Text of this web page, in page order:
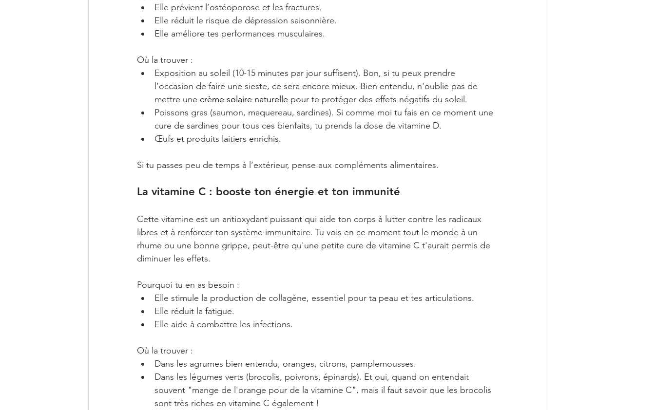
Elle prévient l’ostéoporose et les fractures.
Elle réduit le risque de dépression saisonnière.
Elle améliore tes performances musculaires.
Où la trouver :
Exposition au soleil (10-15 minutes par jour suffisent). Bon, si tu peux prendre
l'occasion de faire une sieste, ce sera encore mieux. Bien entendu, n'oublie pas de
mettre une crème solaire naturelle pour te protéger des effets négatifs du soleil.
Poissons gras (saumon, maquereau, sardines). Si comme moi tu fais en ce moment une
cure de sardines pour tous ces bienfaits, tu prends la dose de vitamine D.
Œufs et produits laitiers enrichis.
Si tu passes peu de temps à l’extérieur, pense aux compléments alimentaires.
La vitamine C : booste ton énergie et ton immunité
Cette vitamine est un antioxydant puissant qui aide ton corps à lutter contre les radicaux
libres et à renforcer ton système immunitaire. Tu vois en ce moment tout le monde à un
rhume ou une bonne grippe, peut-être qu'une petite cure de vitamine C t'aurait permis de
diminuer les effets.
Pourquoi tu en as besoin :
Elle stimule la production de collagène, essentiel pour ta peau et tes articulations.
Elle réduit la fatigue.
Elle aide à combattre les infections.
Où la trouver :
Dans les agrumes bien entendu, oranges, citrons, pamplemousses.
Dans les légumes verts (brocolis, poivrons, épinards). Et oui, quand on entendait
souvent "mange de l'orange pour de la vitamine C", mais il faut savoir que les brocolis
sont très riches en vitamine C également !